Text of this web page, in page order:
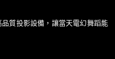
質投影設備，讓當天電幻舞蹈能